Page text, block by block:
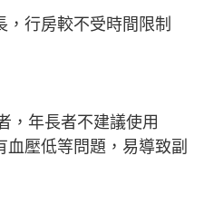
行房較不受時間限制
，年長者不建議使用
血壓低等問題，易導致副